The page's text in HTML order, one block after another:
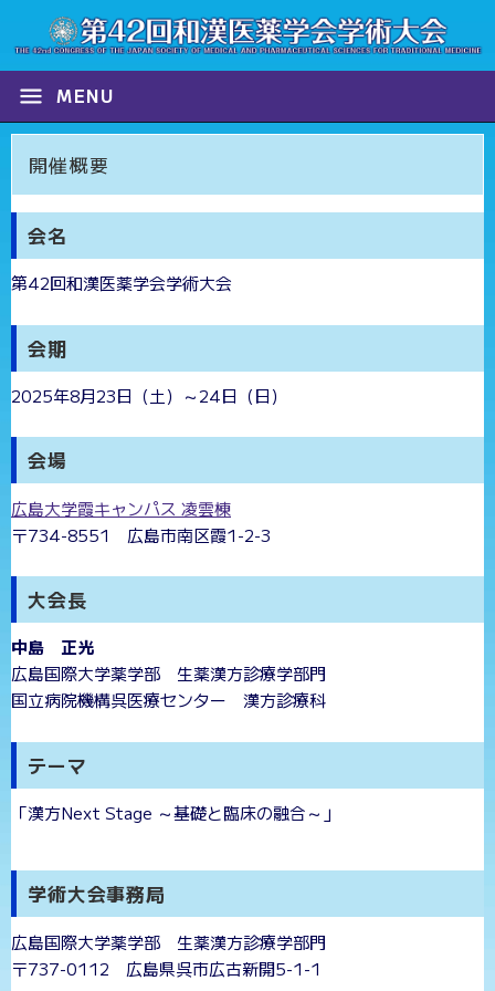
menu MENU
開催概要
会名
第42回和漢医薬学会学術大会
会期
2025年8月23日（土）～24日（日）
会場
広島大学霞キャンパス 凌雲棟
〒734-8551 広島市南区霞1-2-3
大会長
中島 正光
広島国際大学薬学部 生薬漢方診療学部門
国立病院機構呉医療センター 漢方診療科
テーマ
「漢方Next Stage ～基礎と臨床の融合～」
学術大会事務局
広島国際大学薬学部 生薬漢方診療学部門
〒737-0112 広島県呉市広古新開5-1-1